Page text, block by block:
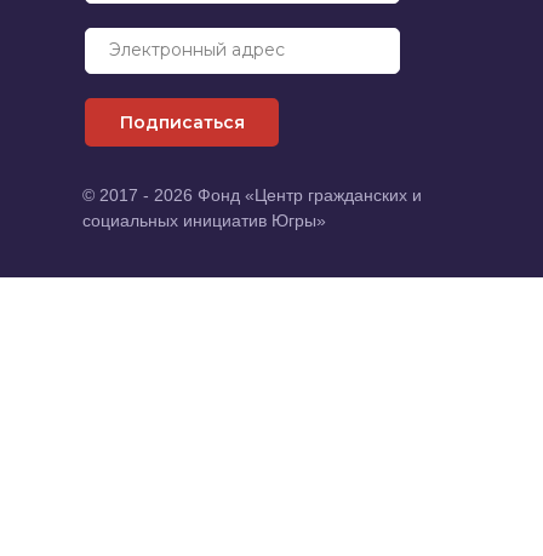
© 2017 - 2026 Фонд «Центр гражданских и
социальных инициатив Югры»
Электронный адрес
Подписаться